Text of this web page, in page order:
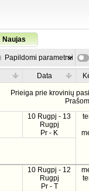
Naujas
Papildomi parametrai
Data
Prieiga prie krovinių
10 Rugpj - 13
Rugpj
Pr - K
10 Rugpj - 12
Rugpj
Pr - T